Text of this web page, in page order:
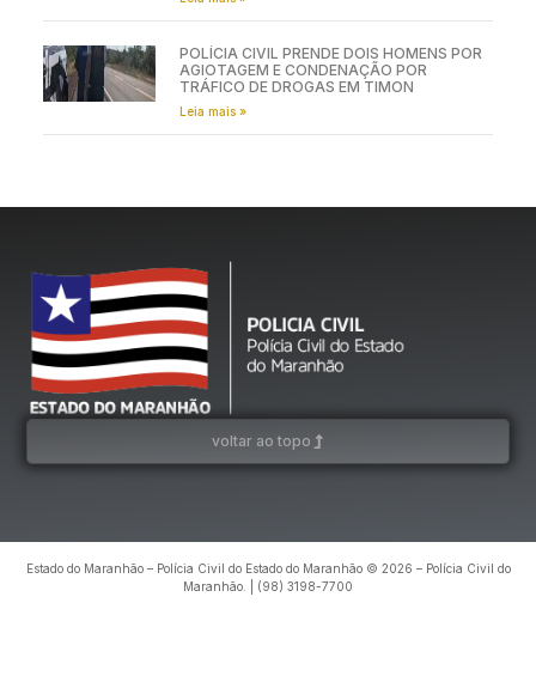
POLÍCIA CIVIL PRENDE DOIS HOMENS POR
AGIOTAGEM E CONDENAÇÃO POR
TRÁFICO DE DROGAS EM TIMON
Leia mais »
voltar ao topo
Estado do Maranhão – Polícia Civil do Estado do Maranhão © 2026 – Polícia Civil do
Maranhão. | (98) 3198-7700